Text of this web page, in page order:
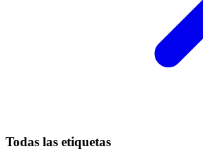
Todas las etiquetas